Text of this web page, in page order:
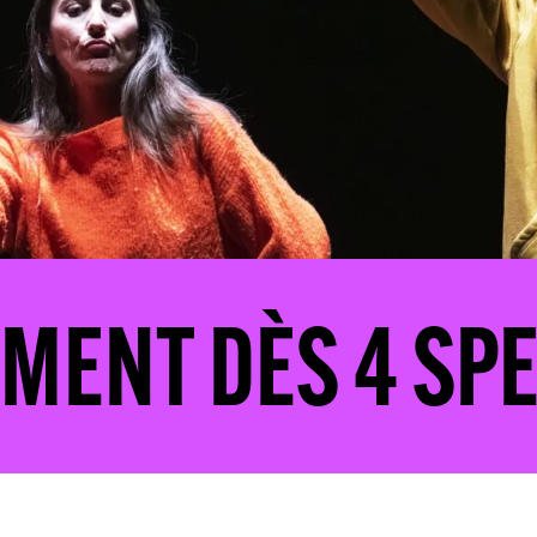
Bodiguel pour 70
DÈS 4